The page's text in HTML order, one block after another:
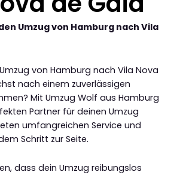
Umzug von Hamburg nach Vila
von Hamburg nach Vila Nova
nach einem zuverlässigen
Mit Umzug Wolf aus Hamburg
Partner für deinen Umzug
umfangreichen Service und
Schritt zur Seite.
dass dein Umzug reibungslos